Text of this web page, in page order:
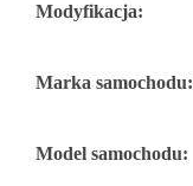
Modyfikacja:
Marka samochodu:
Model samochodu: